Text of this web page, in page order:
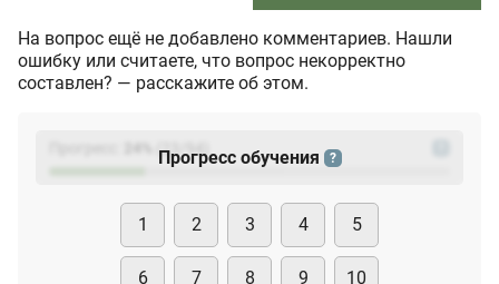
На вопрос ещё не добавлено комментариев. Нашли
ошибку или считаете, что вопрос некорректно
составлен? — расскажите об этом.
(23
Прогресс обучения ?
1 2 3 4 5
6 7 8 9 10